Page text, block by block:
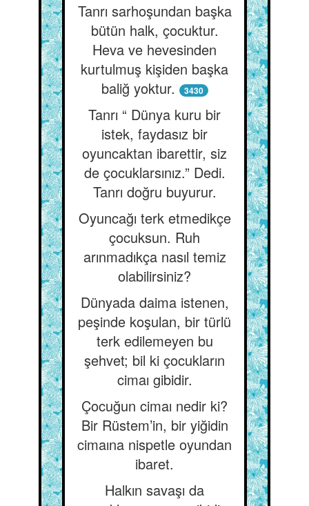
Tanrı sarhoşundan başka
bütün halk, çocuktur.
Heva ve hevesinden
kurtulmuş kişiden başka
baliğ yoktur.
3430
Tanrı “ Dünya kuru bir
istek, faydasız bir
oyuncaktan ibarettir, siz
de çocuklarsınız.” Dedi.
Tanrı doğru buyurur.
Oyuncağı terk etmedikçe
çocuksun. Ruh
arınmadıkça nasıl temiz
olabilirsiniz?
Dünyada daima istenen,
peşinde koşulan, bir türlü
terk edilemeyen bu
şehvet; bil ki çocukların
cimaı gibidir.
Çocuğun cimaı nedir ki?
Bir Rüstem’in, bir yiğidin
cimaına nispetle oyundan
ibaret.
Halkın savaşı da